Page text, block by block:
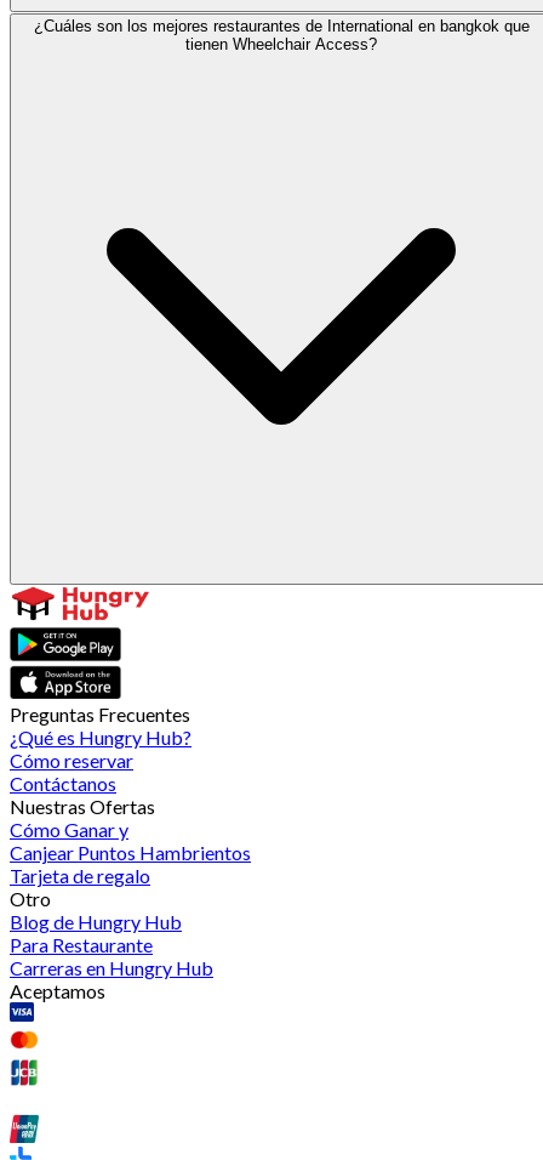
¿Cuáles son los mejores restaurantes de International en bangkok que
tienen Wheelchair Access?
Preguntas Frecuentes
¿Qué es Hungry Hub?
Cómo reservar
Contáctanos
Nuestras Ofertas
Cómo Ganar y
Canjear Puntos Hambrientos
Tarjeta de regalo
Otro
Blog de Hungry Hub
Para Restaurante
Carreras en Hungry Hub
Aceptamos